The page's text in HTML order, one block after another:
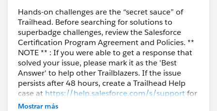
Hands-on challenges are the “secret sauce” of
Trailhead. Before searching for solutions to
superbadge challenges, review the Salesforce
Certification Program Agreement and Policies. **
NOTE ** : If you were able to get a response that
solved your issue, please mark it as the 'Best
Answer' to help other Trailblazers. If the issue
persists after 48 hours, create a Trailhead Help
case at https://help.salesforce.com/s/supportfor
further assistance.
Mostrar más